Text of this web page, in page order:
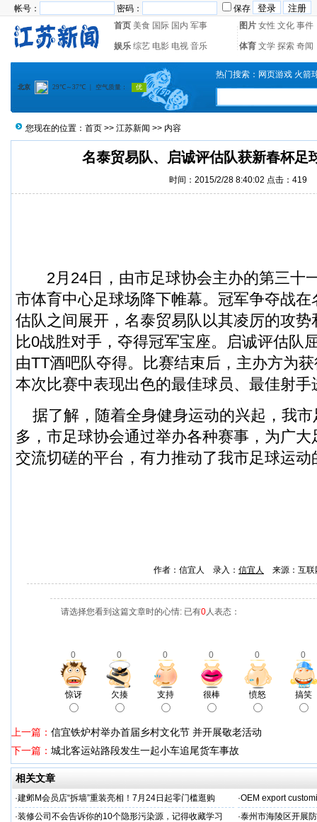
帐号： 密码：
保存
首页 美食 国际 国内 军事 图片 女性 文化 事件
娱乐 综艺 电影 电视 音乐 体育 文学 探索 奇闻
热门搜索： 网页游戏 火箭
您现在的位置： 首页 >> 江苏新闻 >> 内容
名泰贸易队、启诚评估队获新春杯足
时间：2015/2/28 8:40:02 点击： 419
2月24日，由市足球协会主办的第三十
市体育中心足球场降下帷幕。冠军争夺战
估队之间展开，名泰贸易队以其凌厉的攻
比0战胜对手，夺得冠军宝座。启诚评估队
由TT酒吧队夺得。比赛结束后，主办方为
本次比赛中表现出色的最佳球员、最佳射手
据了解，随着全身健身运动的兴起，我市
多，市足球协会通过举办各种赛事，为广
交流切磋的平台，有力推动了我市足球运动
作者：信宜人 录入： 信宜人 来源：互
请选择您看到这篇文章时的心情: 已有0人表态：
0 0 0 0 0 0
惊讶 欠揍 支持 很棒 愤怒 搞笑
上一篇： 信宜铁炉村举办首届乡村文化节 并开展敬老活动
下一篇： 城北客运站路段发生一起小车追尾货车事故
相关文章
·建邺M会员店“拆墙”重装亮相！7月24日起零门槛逛购 ·OEM export
·装修公司不会告诉你的10个隐形污染源，记得收藏学习 ·泰州市海陵区开展